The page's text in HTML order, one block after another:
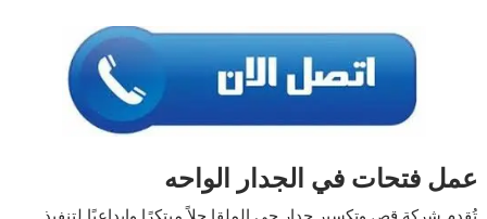
عمل فتحات في الجدار الواحه